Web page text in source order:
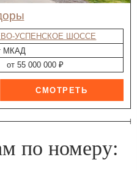
УСПЕНСКОЕ ШОССЕ
МКАД
от 55 000 000 ₽
по номеру: